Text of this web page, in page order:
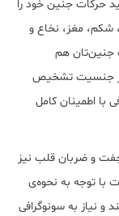
حرکات جنین خود را
شکم، مغز، نخاع و
جنین‌تان هم
جنسیت تشخیص
با اطمینان کامل
و ضربان قلب نیز
با توجه به نحوه‌ی
و نیاز به سونوگرافی